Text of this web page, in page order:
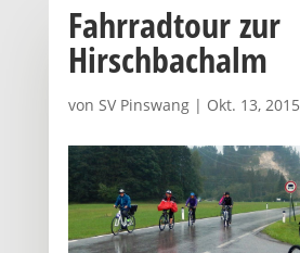
Fahrradtour zur
Hirschbachalm
von SV Pinswang| Okt. 13, 2015